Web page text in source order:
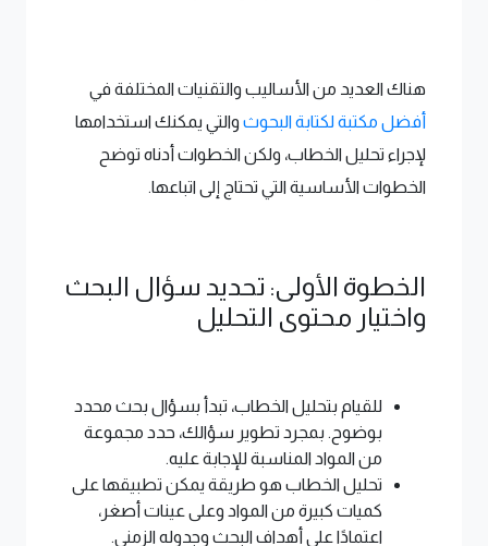
هناك العديد من الأساليب والتقنيات المختلفة في
أفضل مكتبة لكتابة البحوث والتي يمكنك استخدامها
لإجراء تحليل الخطاب، ولكن الخطوات أدناه توضح
الخطوات الأساسية التي تحتاج إلى اتباعها.
الخطوة الأولى: تحديد سؤال البحث
واختيار محتوى التحليل
للقيام بتحليل الخطاب، تبدأ بسؤال بحث محدد
بوضوح. بمجرد تطوير سؤالك، حدد مجموعة
من المواد المناسبة للإجابة عليه.
تحليل الخطاب هو طريقة يمكن تطبيقها على
كميات كبيرة من المواد وعلى عينات أصغر،
اعتمادًا على أهداف البحث وجدوله الزمني.